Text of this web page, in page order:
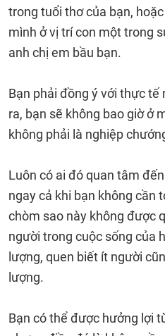
trong tuổi thơ của bạn,
mình ở vị trí con một trong
anh chị em bầu bạn.
Bạn phải đồng ý với thực tế
ra, bạn sẽ không bao giờ ở
không phải là nghiệp
Luôn có ai đó quan tâm
ngay cả khi bạn không cần
chòm sao này không được
người trong cuộc sống của
lượng, quen biết ít người
lượng.
Bạn có thể được hưởng lợi